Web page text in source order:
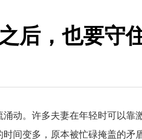
后，也要守
动。许多夫妻在年轻时可以靠
间变多，原本被忙碌掩盖的矛